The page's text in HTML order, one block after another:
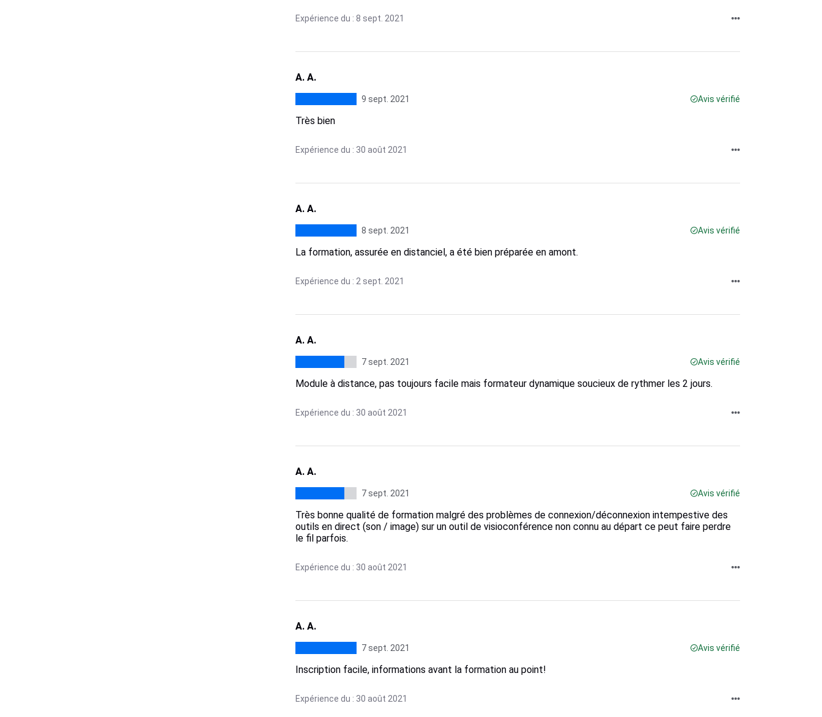
Expérience du : 8 sept. 2021
A. A.
9 sept. 2021 Avis vérifié
Très bien
Expérience du : 30 août 2021
A. A.
8 sept. 2021 Avis vérifié
La formation, assurée en distanciel, a été bien préparée en amont.
Expérience du : 2 sept. 2021
A. A.
7 sept. 2021 Avis vérifié
Module à distance, pas toujours facile mais formateur dynamique soucieux de rythmer les 2 jours.
Expérience du : 30 août 2021
A. A.
7 sept. 2021 Avis vérifié
Très bonne qualité de formation malgré des problèmes de connexion/déconnexion intempestive des
outils en direct (son / image) sur un outil de visioconférence non connu au départ ce peut faire perdre
le fil parfois.
Expérience du : 30 août 2021
A. A.
7 sept. 2021 Avis vérifié
Inscription facile, informations avant la formation au point!
Expérience du : 30 août 2021